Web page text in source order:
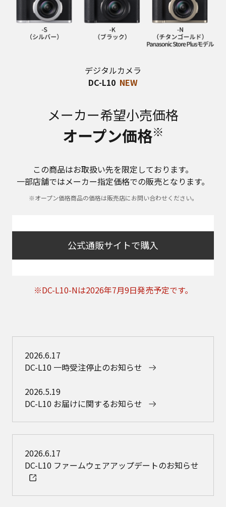
デジタルカメラ
DC-L10 NEW
メーカー希望小売価格
オープン価格※
この商品はお取扱い先を限定しております。
一部店舗ではメーカー指定価格での販売となります。
※オープン価格商品の価格は販売店にお問い合わせください。
公式通販サイトで購入
※DC-L10-Nは2026年7月9日発売予定です。
2026.6.17
DC-L10 一時受注停止のお知らせ
2026.5.19
DC-L10 お届けに関するお知らせ
2026.6.17
DC-L10 ファームウェアアップデートのお知らせ​